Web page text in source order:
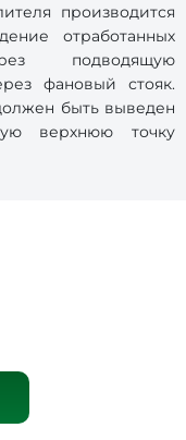
производится
отработанных
подводящую
фановый стояк.
быть выведен
верхнюю точку